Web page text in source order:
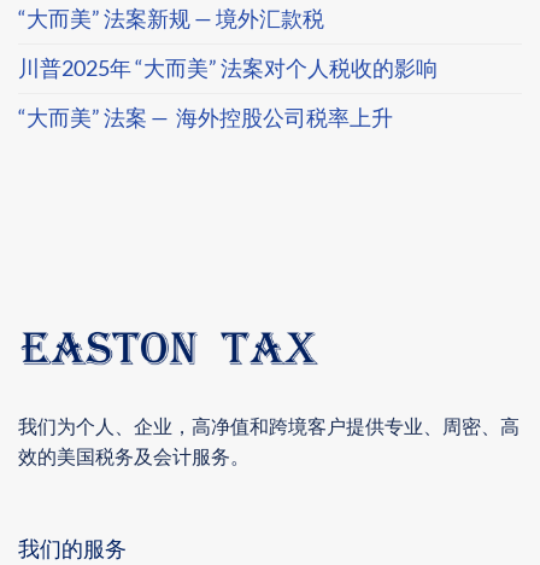
“大而美” 法案新规 — 境外汇款税
川普2025年 “大而美” 法案对个人税收的影响
“大而美” 法案 — 海外控股公司税率上升
我们为个人、企业，高净值和跨境客户提供专业、周密、高
效的美国税务及会计服务。
我们的服务